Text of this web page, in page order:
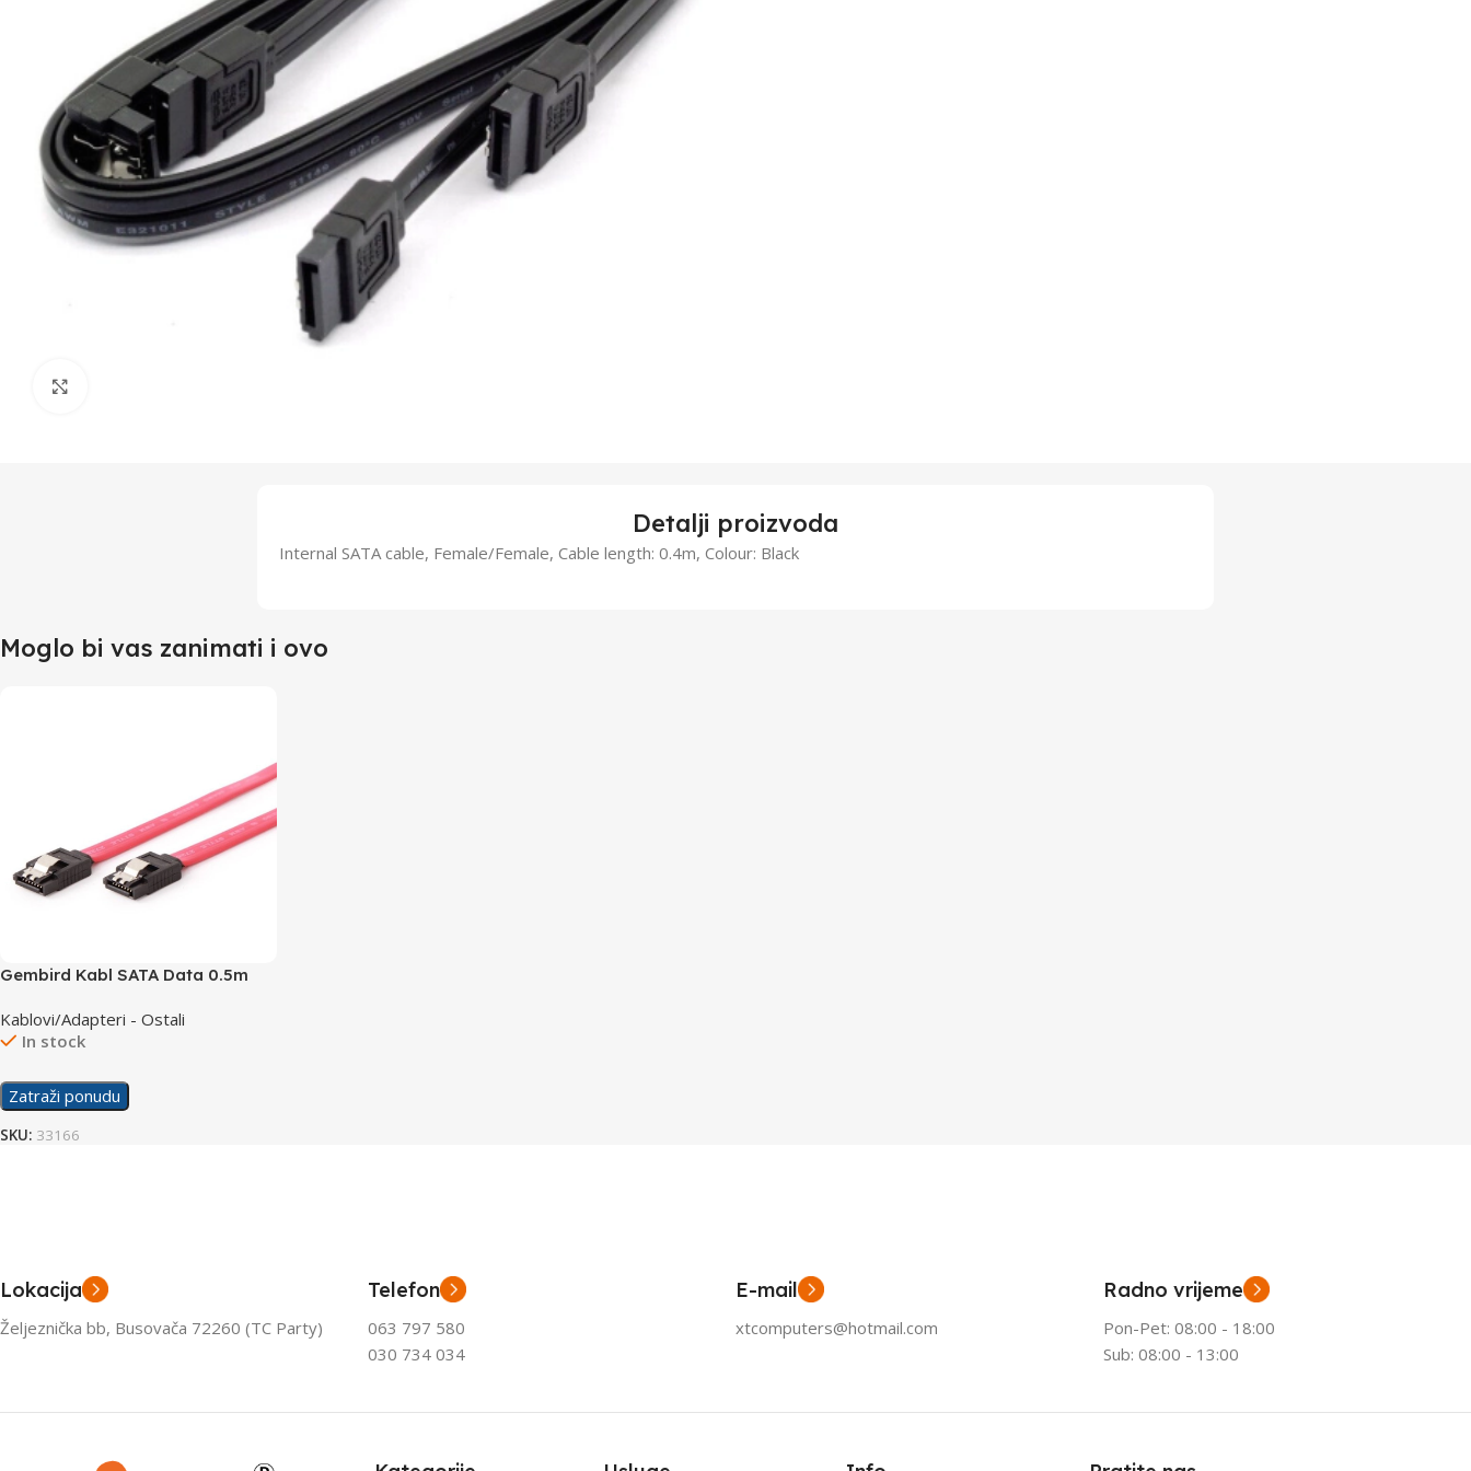
Detalji proizvoda
Internal SATA cable, Female/Female, Cable length: 0.4m, Colour: Black
Moglo bi vas zanimati i ovo
Gembird Kabl SATA Data 0.5m
Kablovi/Adapteri - Ostali
In stock
Zatraži ponudu
SKU: 33166
Lokacija
Željeznička bb, Busovača 72260 (TC Party)
Telefon
063 797 580
030 734 034
E-mail
xtcomputers@hotmail.com
Radno vrijeme
Pon-Pet: 08:00 - 18:00
Sub: 08:00 - 13:00